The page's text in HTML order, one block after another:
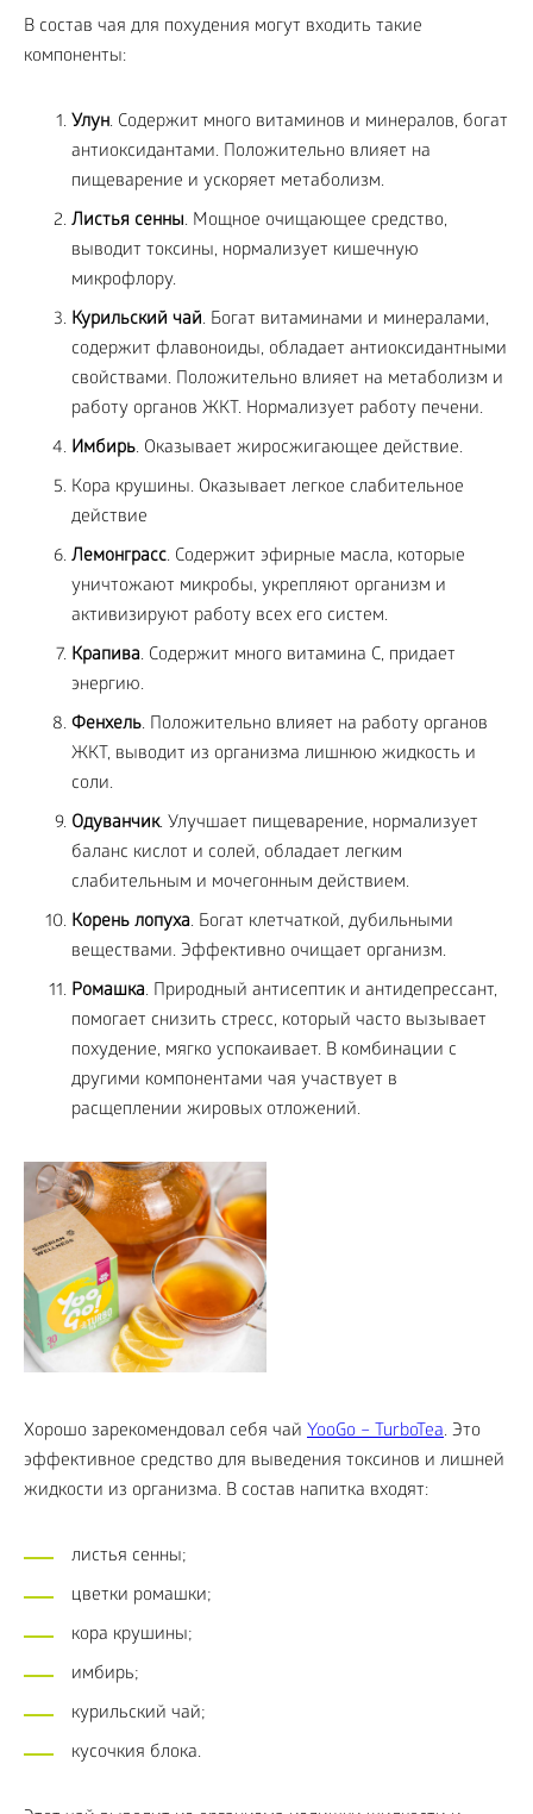
В состав чая для похудения могут входить такие
компоненты:
Улун. Содержит много витаминов и минералов, богат
антиоксидантами. Положительно влияет на
пищеварение и ускоряет метаболизм.
Листья сенны. Мощное очищающее средство,
выводит токсины, нормализует кишечную
микрофлору.
Курильский чай. Богат витаминами и минералами,
содержит флавоноиды, обладает антиоксидантными
свойствами. Положительно влияет на метаболизм и
работу органов ЖКТ. Нормализует работу печени.
Имбирь. Оказывает жиросжигающее действие.
Кора крушины. Оказывает легкое слабительное
действие
Лемонграсс. Содержит эфирные масла, которые
уничтожают микробы, укрепляют организм и
активизируют работу всех его систем.
Крапива. Содержит много витамина C, придает
энергию.
Фенхель. Положительно влияет на работу органов
ЖКТ, выводит из организма лишнюю жидкость и
соли.
Одуванчик. Улучшает пищеварение, нормализует
баланс кислот и солей, обладает легким
слабительным и мочегонным действием.
Корень лопуха. Богат клетчаткой, дубильными
веществами. Эффективно очищает организм.
Ромашка. Природный антисептик и антидепрессант,
помогает снизить стресс, который часто вызывает
похудение, мягко успокаивает. В комбинации с
другими компонентами чая участвует в
расщеплении жировых отложений.
Хорошо зарекомендовал себя чай YooGo – TurboTea. Это
эффективное средство для выведения токсинов и лишней
жидкости из организма. В состав напитка входят:
листья сенны;
цветки ромашки;
кора крушины;
имбирь;
курильский чай;
кусочкия блока.